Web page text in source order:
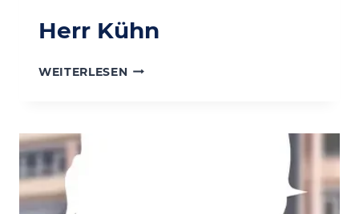
Herr Kühn
WEITERLESENHERR